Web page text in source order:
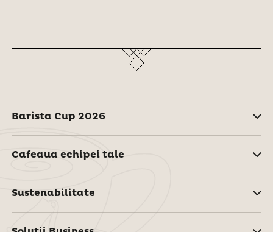
Barista Cup 2026
Cafeaua echipei tale
Sustenabilitate